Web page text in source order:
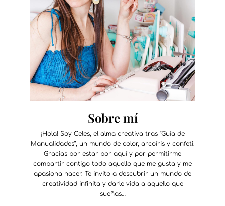
Sobre mí
¡Hola! Soy Celes, el alma creativa tras “Guía de
Manualidades”, un mundo de color, arcoíris y confeti.
Gracias por estar por aquí y por permitirme
compartir contigo todo aquello que me gusta y me
apasiona hacer. Te invito a descubrir un mundo de
creatividad infinita y darle vida a aquello que
sueñas…